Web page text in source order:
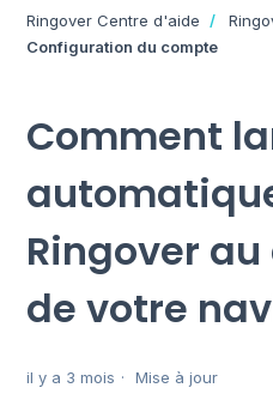
Ringover Centre d'aide
Configuration du compte
Comment
Ringover
de votre
il y a 3 mois Mise à jour